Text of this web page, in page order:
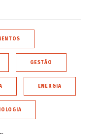
GESTÃO
ENERGIA